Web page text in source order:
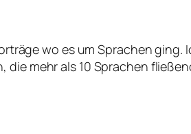
wo es um Sprachen ging.
mehr als 10 Sprachen